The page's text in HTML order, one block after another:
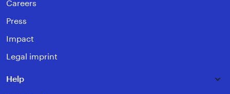
Careers
Press
Impact
Legal imprint
Help